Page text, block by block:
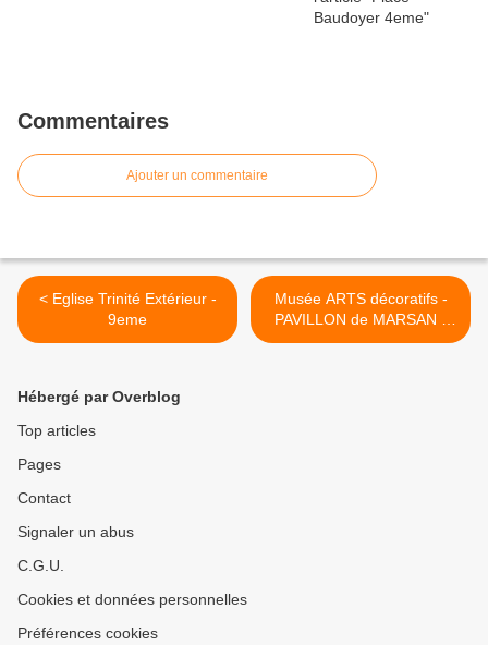
Commentaires
Ajouter un commentaire
< Eglise Trinité Extérieur -
9eme
Musée ARTS décoratifs -
PAVILLON de MARSAN -
LOUVRE - 1er >
Hébergé par Overblog
Top articles
Pages
Contact
Signaler un abus
C.G.U.
Cookies et données personnelles
Préférences cookies